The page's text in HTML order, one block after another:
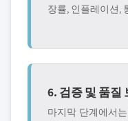
장률, 인플레이션,
6. 검증 및 품질
마지막 단계에서